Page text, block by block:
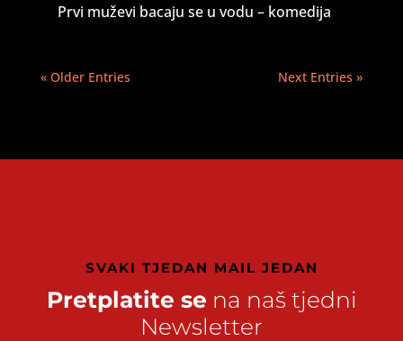
Prvi muževi bacaju se u vodu – komedija
« Older Entries Next Entries »
SVAKI TJEDAN MAIL JEDAN
Pretplatite se na naš tjedni
Newsletter